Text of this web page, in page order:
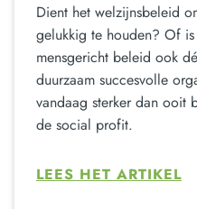
Dient het welzijnsbeleid
gelukkig te houden? Of
mensgericht beleid ook
duurzaam succesvolle
vandaag sterker dan ooit
de social profit.
LEES HET ARTIKEL